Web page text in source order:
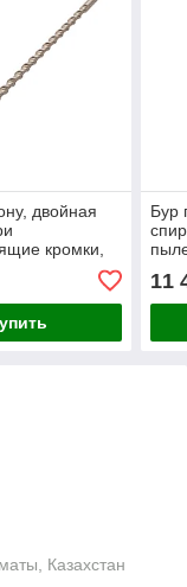
двойная
кромки,
DENZEL
Бур
11
Казахстан